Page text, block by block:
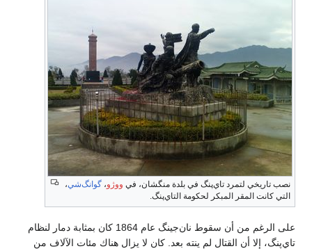
نصب تاريخي لتمرد تاي‌پنگ في بلدة منگشان، في ووژو، گوانگ‌شي،
التي كانت المقر المبكر لحكومة التاي‌پنگ.
على الرغم من أن سقوط نان‌جينگ عام 1864 كان بمثابة دمار لنظام
تاي‌پنگ، إلا أن القتال لم ينته بعد. كان لا يزال هناك مئات الآلاف من